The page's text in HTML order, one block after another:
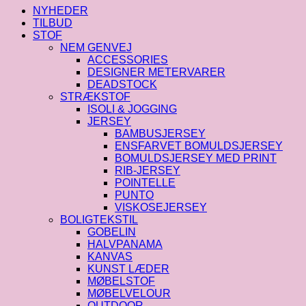
11
mm
antal
NYHEDER
TILBUD
STOF
NEM GENVEJ
ACCESSORIES
DESIGNER METERVARER
DEADSTOCK
STRÆKSTOF
ISOLI & JOGGING
JERSEY
BAMBUSJERSEY
ENSFARVET BOMULDSJERSEY
BOMULDSJERSEY MED PRINT
RIB-JERSEY
POINTELLE
PUNTO
VISKOSEJERSEY
BOLIGTEKSTIL
GOBELIN
HALVPANAMA
KANVAS
KUNST LÆDER
MØBELSTOF
MØBELVELOUR